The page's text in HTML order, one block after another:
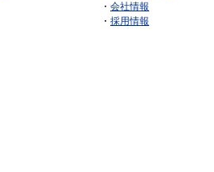
・ 会社情報
・ 採用情報